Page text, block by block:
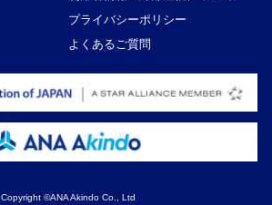
プライバシーポリシー
よくあるご質問
Copyright ©ANA Akindo Co., Ltd